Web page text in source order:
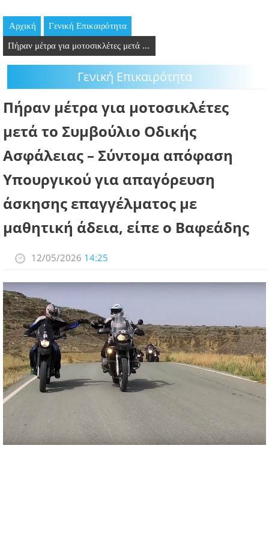
ΘΕΣΕΙΣ ΕΡΓΑΣΙΑΣ
PODCAST
ΛΑΡΝΑΚΑ 2030
ΣΥΝΔΕΣΜΟΙ
ΠΕΡΙΣΣΟΤΕΡΑ
Αρχική Γενική Επικαιρότητα
Πήραν μέτρα για μοτοσικλέτες μετά ...
Γενική Επικαιρότητα
Πήραν μέτρα για μοτοσικλέτες
μετά το Συμβούλιο Οδικής
Ασφάλειας – Σύντομα απόφαση
Υπουργικού για απαγόρευση
άσκησης επαγγέλματος με
μαθητική άδεια, είπε ο Βαφεάδης
12/05/2026 14:25